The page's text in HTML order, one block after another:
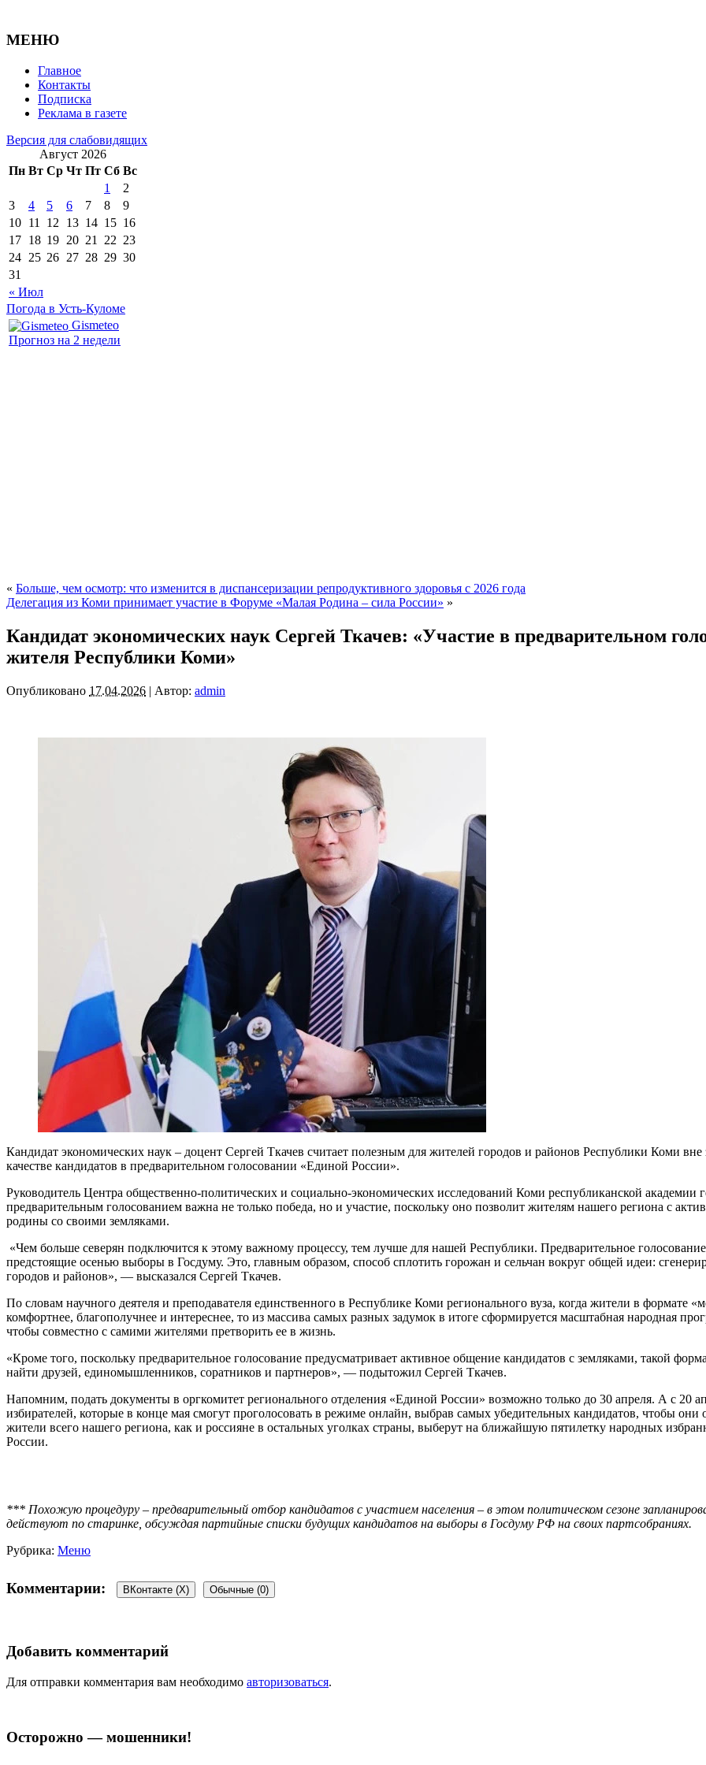
МЕНЮ
Главное
Контакты
Подписка
Реклама в газете
Версия для слабовидящих
Август 2026
Пн Вт Ср Чт Пт Сб Вс
« Июл
1
2
3
4 5 6 7 8
9
10 11 12 13 14 15 16
17 18 19 20 21 22 23
24 25 26 27 28 29 30
31
Погода в Усть-Куломе
Gismeteo
Прогноз на 2 недели
« Больше, чем осмотр: что изменится в диспансеризации репродуктивного здоровья с 2026 года
Делегация из Коми принимает участие в Форуме «Малая Родина – сила России» »
Кандидат экономических наук Сергей Ткачев: «Участие в предварительном
жителя Республики Коми»
Опубликовано 17.04.2026 | Автор: admin
Кандидат экономических наук – доцент Сергей Ткачев считает полезным для жителей городов и районов Республики Коми вне
качестве кандидатов в предварительном голосовании «Единой России».
Руководитель Центра общественно-политических и социально-экономических исследований Коми республиканской академии
предварительным голосованием важна не только победа, но и участие, поскольку оно позволит жителям нашего региона с
родины со своими земляками.
«Чем больше северян подключится к этому важному процессу, тем лучше для нашей Республики. Предварительное
предстоящие осенью выборы в Госдуму. Это, главным образом, способ сплотить горожан и сельчан вокруг общей идеи:
городов и районов», — высказался Сергей Ткачев.
По словам научного деятеля и преподавателя единственного в Республике Коми регионального вуза, когда жители в формате
комфортнее, благополучнее и интереснее, то из массива самых разных задумок в итоге сформируется масштабная народная
чтобы совместно с самими жителями претворить ее в жизнь.
«Кроме того, поскольку предварительное голосование предусматривает активное общение кандидатов с земляками, такой
найти друзей, единомышленников, соратников и партнеров», — подытожил Сергей Ткачев.
Напомним, подать документы в оргкомитет регионального отделения «Единой России» возможно только до 30 апреля. А с 20
избирателей, которые в конце мая смогут проголосовать в режиме онлайн, выбрав самых убедительных кандидатов, чтобы
жители всего нашего региона, как и россияне в остальных уголках страны, выберут на ближайшую пятилетку народных
России.
*** Похожую процедуру – предварительный отбор кандидатов с участием населения – в этом политическом сезоне
действуют по старинке, обсуждая партийные списки будущих кандидатов на выборы в Госдуму РФ на своих партсобраниях.
Рубрика: Меню
Комментарии: ВКонтакте (X) Обычные (0)
Добавить комментарий
Для отправки комментария вам необходимо авторизоваться.
Осторожно — мошенники!